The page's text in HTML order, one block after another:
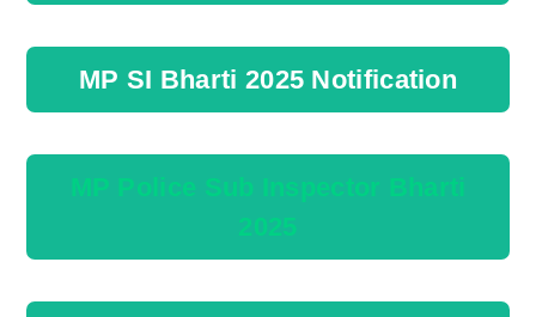
MP SI Bharti 2025 Notification
MP Police Sub Inspector Bharti
2025